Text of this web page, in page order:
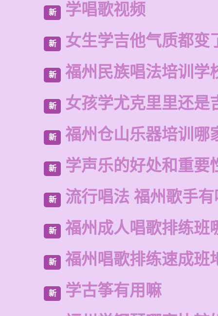
新 学唱歌视频
新 女生学吉他气质都变
新 福州民族唱法培训学
新 女孩学尤克里里还是
新 福州仓山乐器培训哪
新 学声乐的好处和重要
新 流行唱法 福州歌手
新 福州成人唱歌排练班
新 福州唱歌排练速成班
新
学古筝有用嘛